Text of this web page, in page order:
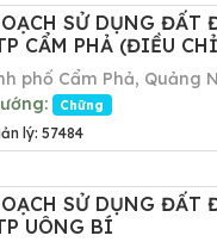
SỬ DỤNG ĐẤT
CẨM PHẢ (ĐIỀU
phố Cẩm Phả, Quảng
Chững
lý: 57484
SỬ DỤNG ĐẤT
UÔNG BÍ